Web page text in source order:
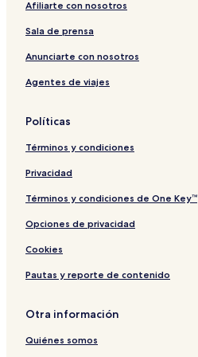
o
s
u
a
s
O
n
l
t
e
l
&
p
e
l
l
n
s
S
p
a
r
a
l
t
o
Afiliarte con nosotros
Sala de prensa
Anunciarte con nosotros
Agentes de viajes
Políticas
Términos y condiciones
Privacidad
Términos y condiciones de One Key™
Opciones de privacidad
Cookies
Pautas y reporte de contenido
Otra información
Quiénes somos